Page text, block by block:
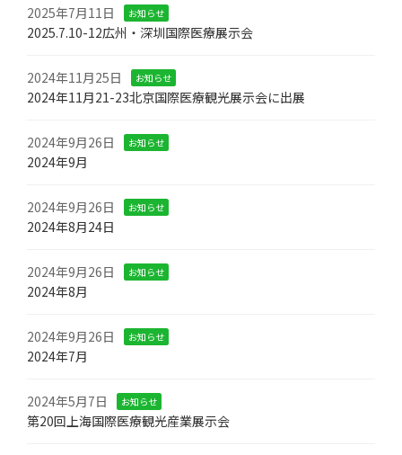
2025年7月11日 お知らせ
2025.7.10-12広州・深圳国際医療展示会
2024年11月25日 お知らせ
2024年11月21-23北京国際医療観光展示会に出展
2024年9月26日 お知らせ
2024年9月
2024年9月26日 お知らせ
2024年8月24日
2024年9月26日 お知らせ
2024年8月
2024年9月26日 お知らせ
2024年7月
2024年5月7日 お知らせ
第20回上海国際医療観光産業展示会